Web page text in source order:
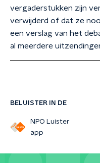
BELUISTER IN DE
NPO Luister
app
vergaderstukken zijn
verwijderd of dat ze
een verslag van het
al meerdere